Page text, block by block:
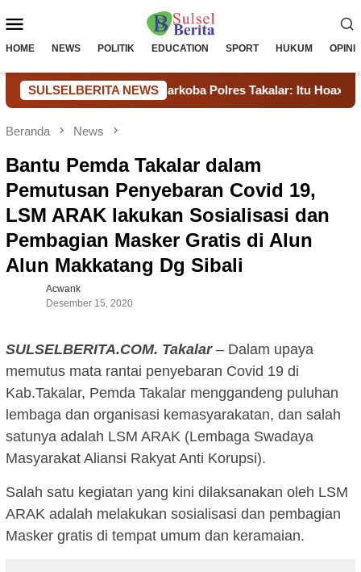
ke
Mobile
HOME NEWS POLITIK EDUCATION SPORT HUKUM OPINI
SULSELBERITA NEWS
Kasat Narkoba Polres Takalar: Itu Hoax dan Fitnah,
Beranda News
Bantu Pemda Takalar dalam
Pemutusan Penyebaran Covid 19,
LSM ARAK lakukan Sosialisasi dan
Pembagian Masker Gratis di Alun
Alun Makkatang Dg Sibali
Acwank
Desember 15, 2020
SULSELBERITA.COM. Takalar– Dalam upaya
memutus mata rantai penyebaran Covid 19 di
Kab.Takalar, Pemda Takalar menggandeng puluhan
lembaga dan organisasi kemasyarakatan, dan salah
satunya adalah LSM ARAK (Lembaga Swadaya
Masyarakat Aliansi Rakyat Anti Korupsi).
Salah satu kegiatan yang kini dilaksanakan oleh LSM
ARAK adalah melakukan sosialisasi dan pembagian
Masker gratis di tempat umum dan keramaian.